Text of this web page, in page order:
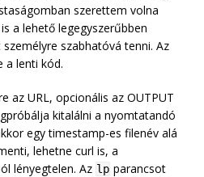
szerettem volna
a lehető legegyszerűbben
szabhatóvá tenni. Az
a lenti kód.
az URL, opcionális az OUTPUT
kitalálni a nyomtatandó
egy timestamp-es filenév alá
lehetne curl is, a
lényegtelen. Az lp parancsot